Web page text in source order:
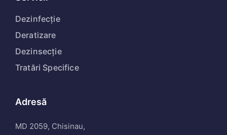
Dezinfecție
Deratizare
Dezinsecție
Tratări Specifice
Adresă
MD 2059, Chisinau,